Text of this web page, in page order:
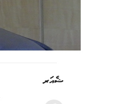
ޝެއަރ